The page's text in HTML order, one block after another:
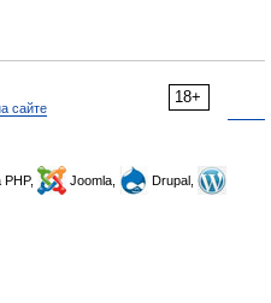
18+
сайте
PHP, Joomla,
Drupal,